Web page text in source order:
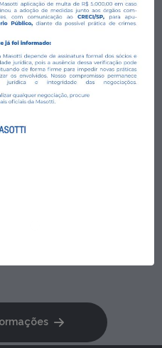
dos nossos corretores entrar